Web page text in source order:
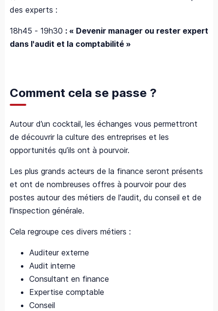
des experts :
18h45 - 19h30 : « Devenir manager ou rester expert
dans l'audit et la comptabilité »
Comment cela se passe ?
Autour d’un cocktail, les échanges vous permettront
de découvrir la culture des entreprises et les
opportunités qu’ils ont à pourvoir.
Les plus grands acteurs de la finance seront présents
et ont de nombreuses offres à pourvoir pour des
postes autour des métiers de l'audit, du conseil et de
l'inspection générale.
Cela regroupe ces divers métiers :
Auditeur externe
Audit interne
Consultant en finance
Expertise comptable
Conseil